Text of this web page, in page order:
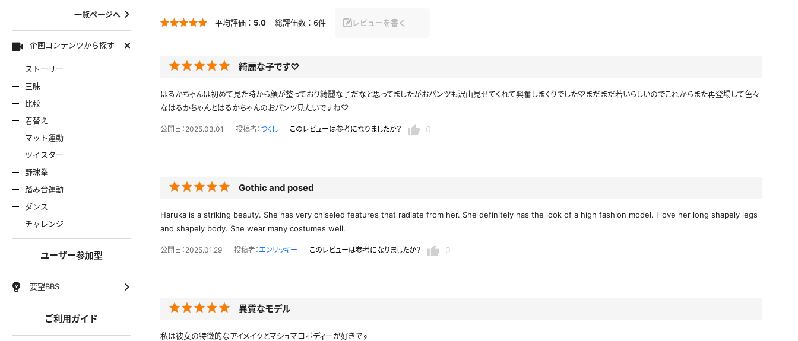
ディングドレス
ウィン サバゲー
タオル コート
ディガン ニットベスト
一覧ページへ
企画コンテンツから探す
ストーリー
三昧
比較
着替え
マット運動
ツイスター
野球拳
踏み台運動
ダンス
チャレンジ
ユーザー参加型
要望BBS
ご利用ガイド
平均評価： 5.0 総評価数： 6件 レビューを書く
綺麗な子です♡
はるかちゃんは初めて見た時から顔が整っており綺麗な子だなと思ってましたがおパンツも沢山見せてくれて興奮しまくりでした♡まだまだ若いらしいのでこれからまた再登場して色々
なはるかちゃんとはるかちゃんのおパンツ見たいですね♡
公開日：2025.03.01 投稿者： つくし このレビューは参考になりましたか？ 0
Gothic and posed
Haruka is a striking beauty. She has very chiseled features that radiate from her. She definitely has the look of a high fashion model. I love her long shapely legs
and shapely body. She wear many costumes well.
公開日：2025.01.29 投稿者： エンリッキー このレビューは参考になりましたか？ 0
異質なモデル
私は彼女の特徴的なアイメイクとマシュマロボディーが好きです